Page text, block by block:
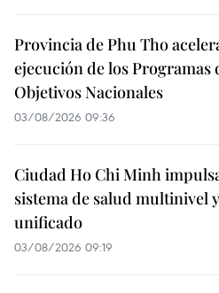
Provincia de Phu Tho
ejecución de los Programas
Objetivos Nacionales
03/08/2026 09:36
Ciudad Ho Chi Minh
sistema de salud multinivel y
unificado
03/08/2026 09:19